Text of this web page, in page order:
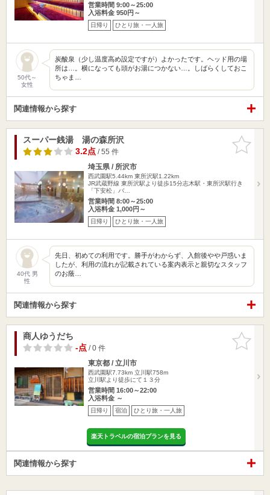
営業時間 9:00～25:00
入浴料金 950円～
日帰り ひとり旅・一人旅
50代～
女性
炭酸泉（少し温度高め設定ですが）よかったです。ヘッド用の場
所は…。横になっても頭がお湯につかない…。しばらくしておこ
ちゃま…
関連情報から探す
お気に入
りに追加
スーパー銭湯 湯の森所沢
3.2点/ 55 件
埼玉県 / 所沢市
西武園駅5.44km 東所沢駅1.22km
JR武蔵野線 東所沢駅より徒歩15分志木駅・東所沢駅行き
「下安松」バ…
営業時間 8:00～25:00
入浴料金 1,000円～
日帰り ひとり旅・一人旅
40代 男
性
先日、初めての利用です。勝手がわからず、入館後やや戸惑いま
したが、利用の流れが記載されている案内表示と親切なスタッフ
のお蔭…
関連情報から探す
お気に入
りに追加
商人ゆうだち
-点/ 0 件
東京都 / 立川市
西武園駅7.73km 立川駅758m
立川駅より徒歩にて１３分
営業時間 16:00～22:00
入浴料金 ～
日帰り 宿泊 ひとり旅・一人旅
楽天トラベルの宿泊プランを見る
関連情報から探す